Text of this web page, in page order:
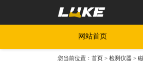
网站首页
您当前位置：首页 >检测仪器 >